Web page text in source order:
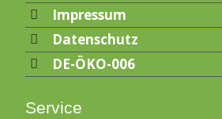
Impressum
Datenschutz
DE-ÖKO-006
Service